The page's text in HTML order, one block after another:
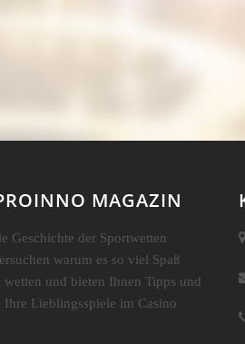
MAGAZIN
Geschichte der Sportwetten
warum es so viel Spaß
wetten und bieten Ihnen Tipps und
Ihre Lieblingsspiele im Casino